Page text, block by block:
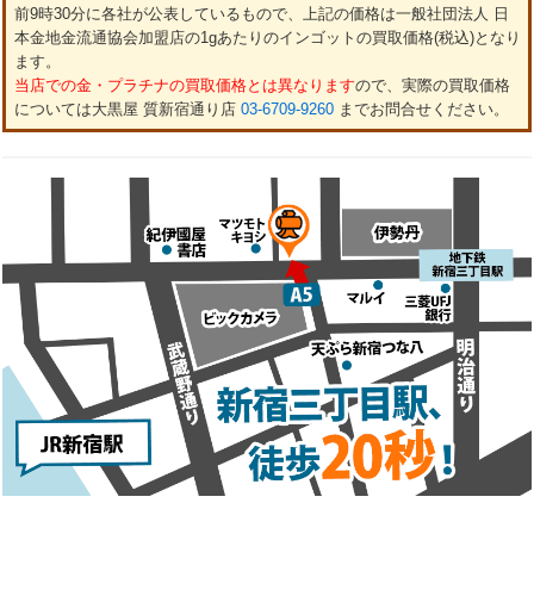
前9時30分に各社が公表しているもので、上記の価格は一般社団法人 日
本金地金流通協会加盟店の1gあたりのインゴットの買取価格(税込)となり
ます。
当店での金・プラチナの買取価格とは異なりますので、実際の買取価格
については大黒屋 質新宿通り店 03-6709-9260までお問合せください。